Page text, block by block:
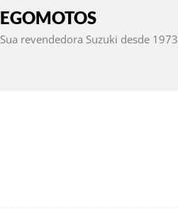
EGOMOTOS
Sua revendedora Suzuki desde 1973